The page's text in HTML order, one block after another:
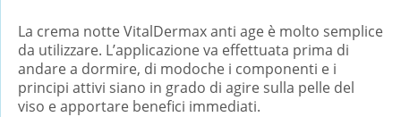
La crema notte VitalDermax anti age è molto semplice
da utilizzare. L’applicazione va effettuata prima di
andare a dormire, di modoche i componenti e i
principi attivi siano in grado di agire sulla pelle del
viso e apportare benefici immediati.